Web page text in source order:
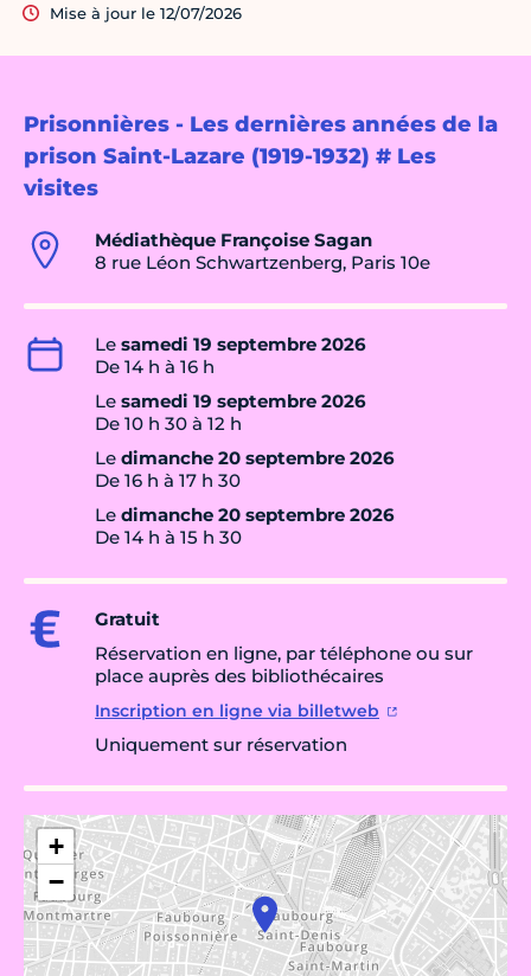
Prisonnières - Les dernières années de la
prison Saint-Lazare (1919-1932) # Les
visites
Médiathèque Françoise Sagan
8 rue Léon Schwartzenberg, Paris 10e
Le samedi 19 septembre 2026
De 14 h à 16 h
Le samedi 19 septembre 2026
De 10 h 30 à 12 h
Le dimanche 20 septembre 2026
De 16 h à 17 h 30
Le dimanche 20 septembre 2026
De 14 h à 15 h 30
Gratuit
Réservation en ligne, par téléphone ou sur
place auprès des bibliothécaires
Inscription en ligne via billetweb
Uniquement sur réservation
+
−
Mise à jour le 12/07/2026